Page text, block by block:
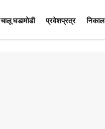
चालू घडामोडी प्रवेशप्रत्र निकाल